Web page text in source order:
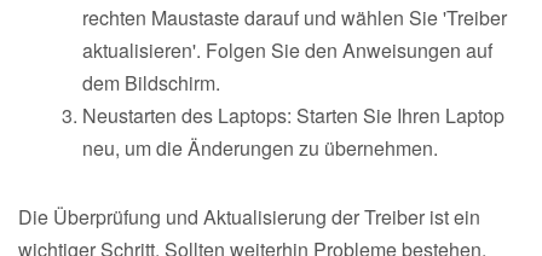
rechten Maustaste darauf und wählen Sie 'Treiber
aktualisieren'. Folgen Sie den Anweisungen auf
dem Bildschirm.
Neustarten des Laptops: Starten Sie Ihren Laptop
neu, um die Änderungen zu übernehmen.
Die Überprüfung und Aktualisierung der Treiber ist ein
wichtiger Schritt. Sollten weiterhin Probleme bestehen,